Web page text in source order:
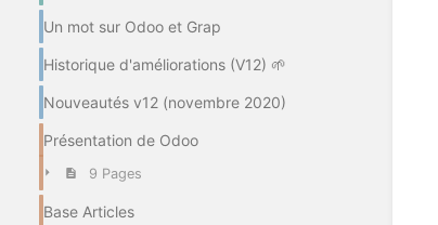
Un mot sur Odoo et Grap
Historique d'améliorations (V12) 🌱
Nouveautés v12 (novembre 2020)
Présentation de Odoo
9 Pages
Base Articles